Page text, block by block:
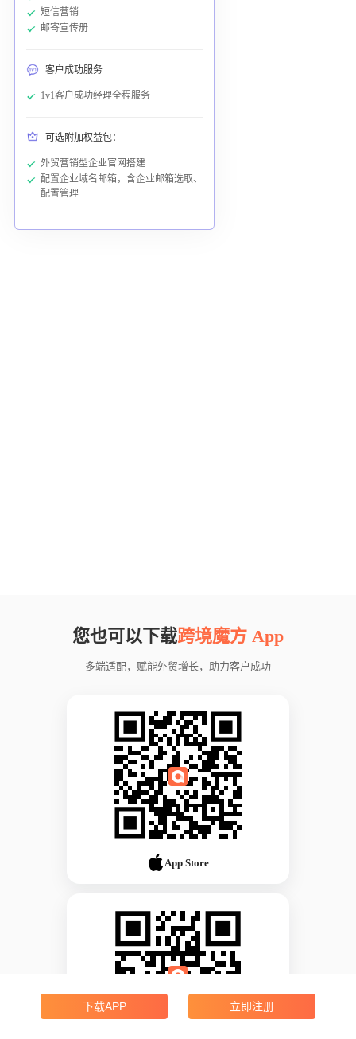
短信营销
邮寄宣传册
客户成功服务
1v1客户成功经理全程服务
可选附加权益包：
外贸营销型企业官网搭建
配置企业域名邮箱，含企业邮箱选取、
配置管理
您也可以下载跨境魔方 App
多端适配，赋能外贸增长，助力客户成功
App Store
下载APP 立即注册